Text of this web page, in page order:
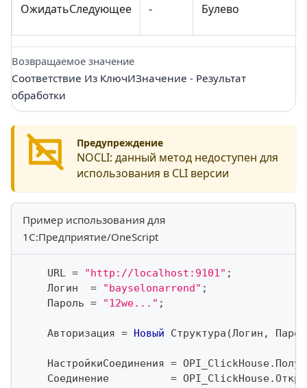
ОжидатьСледующее - Булево
Возвращаемое значение
Соответствие Из КлючИЗначение - Результат
обработки
Предупреждение
NOCLI: данный метод недоступен для
использования в CLI версии
Пример использования для
1С:Предприятие/OneScript
    URL
= "http://localhost:9101" ;
    Логин
= "bayselonarrend" ;
    Пароль
= "12we..." ;
    Авторизация
= Новый Структура (Логин ,
    НастройкиСоединения
= OPI_ClickHouse.
    Соединение
= OPI_ClickHouse.